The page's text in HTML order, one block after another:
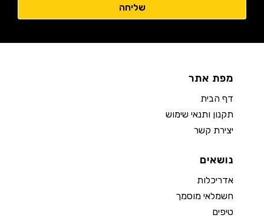
מפת אתר
דף הבית
תקנון ותנאי שימוש
יצירת קשר
נושאים
אדריכלות
חשמלאי מוסמך
טיפים